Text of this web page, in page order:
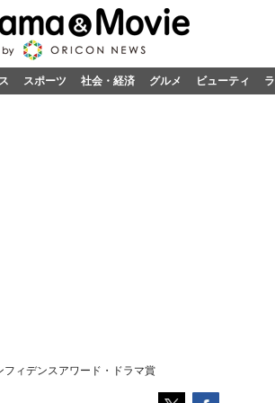
スポーツ 社会・経済 グルメ ビューティ
フィデンスアワード・ドラマ賞